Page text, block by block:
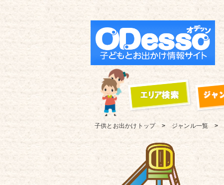
子供とお出かけ トップ ジャンル一覧